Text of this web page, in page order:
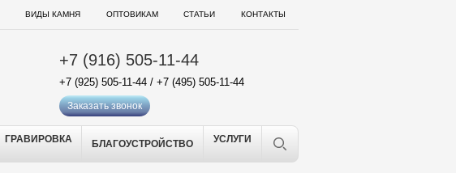
ВИДЫ КАМНЯ ОПТОВИКАМ СТАТЬИ КОНТАКТЫ
+7 (916) 505-11-44
+7 (925) 505-11-44 / +7 (495) 505-11-44
Заказать звонок
ГРАВИРОВКА БЛАГОУСТРОЙСТВО УСЛУГИ